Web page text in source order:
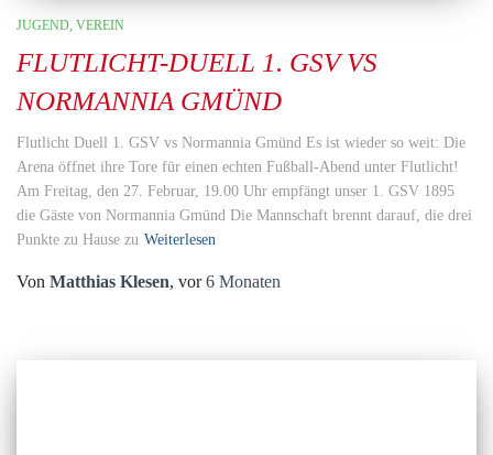
JUGEND VEREIN
FLUTLICHT-DUELL 1. GSV VS
NORMANNIA GMÜND
Flutlicht Duell 1. GSV vs Normannia Gmünd Es ist wieder so weit: Die
Arena öffnet ihre Tore für einen echten Fußball-Abend unter Flutlicht!
Am Freitag, den 27. Februar, 19.00 Uhr empfängt unser 1. GSV 1895
die Gäste von Normannia Gmünd Die Mannschaft brennt darauf, die drei
Punkte zu Hause zu Weiterlesen
Von Matthias Klesen, vor6 Monaten